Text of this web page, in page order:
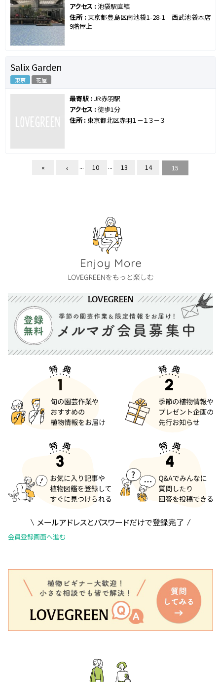
アクセス : 池袋駅直結
住所 : 東京都豊島区南池袋1-28-1 西武池袋本店
9階屋上
Salix Garden
東京 花屋
最寄駅 : JR赤羽駅
アクセス : 徒歩1分
住所 : 東京都北区赤羽１－１３－３
« ... 10 ... 13 14 15
メールアドレスとパスワードだけで登録完了
会員登録画面へ進む